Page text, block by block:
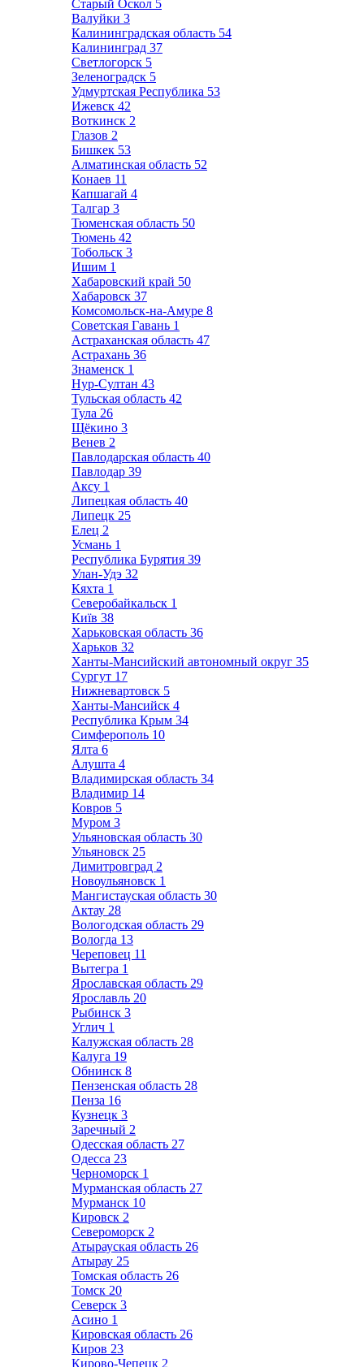
Старый Оскол 5
Валуйки 3
Калининградская область 54
Калининград 37
Светлогорск 5
Зеленоградск 5
Удмуртская Республика 53
Ижевск 42
Воткинск 2
Глазов 2
Бишкек 53
Алматинская область 52
Конаев 11
Капшагай 4
Талгар 3
Тюменская область 50
Тюмень 42
Тобольск 3
Ишим 1
Хабаровский край 50
Хабаровск 37
Комсомольск-на-Амуре 8
Советская Гавань 1
Астраханская область 47
Астрахань 36
Знаменск 1
Нур-Султан 43
Тульская область 42
Тула 26
Щёкино 3
Венев 2
Павлодарская область 40
Павлодар 39
Аксу 1
Липецкая область 40
Липецк 25
Елец 2
Усмань 1
Республика Бурятия 39
Улан-Удэ 32
Кяхта 1
Северобайкальск 1
Київ 38
Харьковская область 36
Харьков 32
Ханты-Мансийский автономный округ 35
Сургут 17
Нижневартовск 5
Ханты-Мансийск 4
Республика Крым 34
Симферополь 10
Ялта 6
Алушта 4
Владимирская область 34
Владимир 14
Ковров 5
Муром 3
Ульяновская область 30
Ульяновск 25
Димитровград 2
Новоульяновск 1
Мангистауская область 30
Актау 28
Вологодская область 29
Вологда 13
Череповец 11
Вытегра 1
Ярославская область 29
Ярославль 20
Рыбинск 3
Углич 1
Калужская область 28
Калуга 19
Обнинск 8
Пензенская область 28
Пенза 16
Кузнецк 3
Заречный 2
Одесская область 27
Одесса 23
Черноморск 1
Мурманская область 27
Мурманск 10
Кировск 2
Североморск 2
Атырауская область 26
Атырау 25
Томская область 26
Томск 20
Северск 3
Асино 1
Кировская область 26
Киров 23
Кирово-Чепецк 2